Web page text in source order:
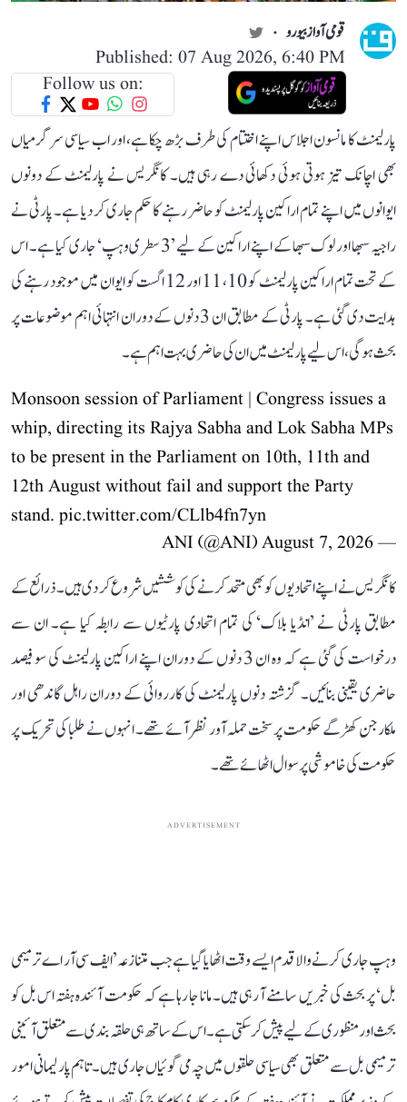
قومی آواز بیورو
Published: 07 Aug 2026, 6:40 PM
Follow us on:
پارلیمنٹ کا مانسون اجلاس اپنے اختتام کی طرف بڑھ چکا ہے، اور اب سیاسی سرگرمیاں
بھی اچانک تیز ہوتی ہوئی دکھائی دے رہی ہیں۔ کانگریس نے پارلیمنٹ کے دونوں
ایوانوں میں اپنے تمام اراکین پارلیمنٹ کو حاضر رہنے کا حکم جاری کر دیا ہے۔ پارٹی نے
راجیہ سبھا اور لوک سبھا کے اپنے اراکین کے لیے ’3 سطری وہپ‘ جاری کیا ہے۔ اس
کے تحت تمام اراکین پارلیمنٹ کو 10، 11 اور 12 اگست کو ایوان میں موجود رہنے کی
ہدایت دی گئی ہے۔ پارٹی کے مطابق ان 3 دنوں کے دوران انتہائی اہم موضوعات پر
بحث ہوگی، اس لیے پارلیمنٹ میں ان کی حاضری بہت اہم ہے۔
Monsoon session of Parliament | Congress issues a
whip, directing its Rajya Sabha and Lok Sabha MPs
to be present in the Parliament on 10th, 11th and
12th August without fail and support the Party
stand. pic.twitter.com/CLlb4fn7yn
— ANI (@ANI)
August 7, 2026
کانگریس نے اپنے اتحادیوں کو بھی متحد کرنے کی کوششیں شروع کر دی ہیں۔ ذرائع کے
مطابق پارٹی نے ’انڈیا بلاک‘ کی تمام اتحادی پارٹیوں سے رابطہ کیا ہے۔ ان سے
درخواست کی گئی ہے کہ وہ ان 3 دنوں کے دوران اپنے اراکین پارلیمنٹ کی سو فیصد
حاضری یقینی بنائیں۔ گزشتہ دنوں پارلیمنٹ کی کارروائی کے دوران راہل گاندھی اور
ملکارجن کھڑگے حکومت پر سخت حملہ آور نظر آئے تھے۔ انہوں نے طلبا کی تحریک پر
حکومت کی خاموشی پر سوال اٹھائے تھے۔
ADVERTISEMENT
وہپ جاری کرنے والا قدم ایسے وقت اٹھایا گیا ہے جب متنازعہ ’ایف سی آر اے ترمیمی
بل‘ پر بحث کی خبریں سامنے آ رہی ہیں۔ مانا جا رہا ہے کہ حکومت آئندہ ہفتہ اس بل کو
بحث اور منظوری کے لیے پیش کر سکتی ہے۔ اس کے ساتھ ہی حلقہ بندی سے متعلق آئینی
ترمیمی بل سے متعلق بھی سیاسی حلقوں میں چہ می گوئیاں جاری ہیں۔ تاہم پارلیمانی امور